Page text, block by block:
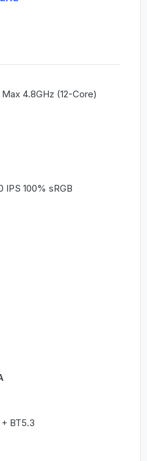
4.8GHz (12-Core)
IPS 100% sRGB
BT5.3